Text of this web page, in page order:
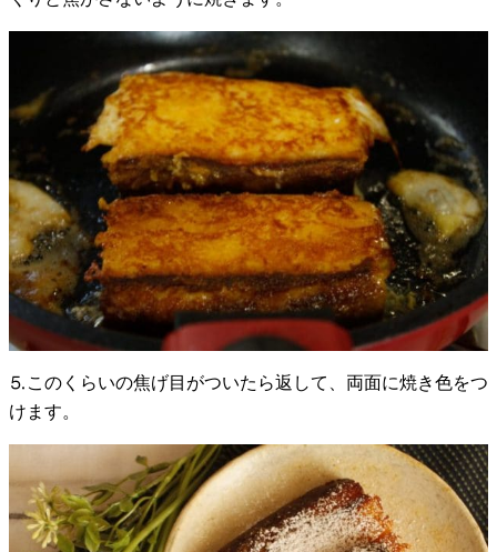
⒌このくらいの焦げ目がついたら返して、両面に焼き色をつ
けます。